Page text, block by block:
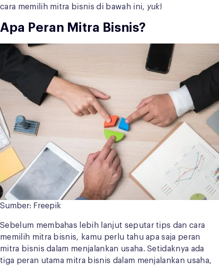
cara memilih mitra bisnis di bawah ini, yuk!
Apa Peran Mitra Bisnis?
Sumber: Freepik
Sebelum membahas lebih lanjut seputar tips dan cara
memilih mitra bisnis, kamu perlu tahu apa saja peran
mitra bisnis dalam menjalankan usaha. Setidaknya ada
tiga peran utama mitra bisnis dalam menjalankan usaha,